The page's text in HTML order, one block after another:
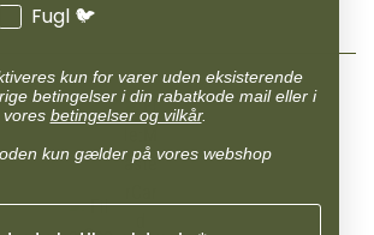
Fugl 🐦
kun for varer uden eksisterende
betingelser i din rabatkode mail eller i
vores betingelser og vilkår.
kun gælder på vores webshop